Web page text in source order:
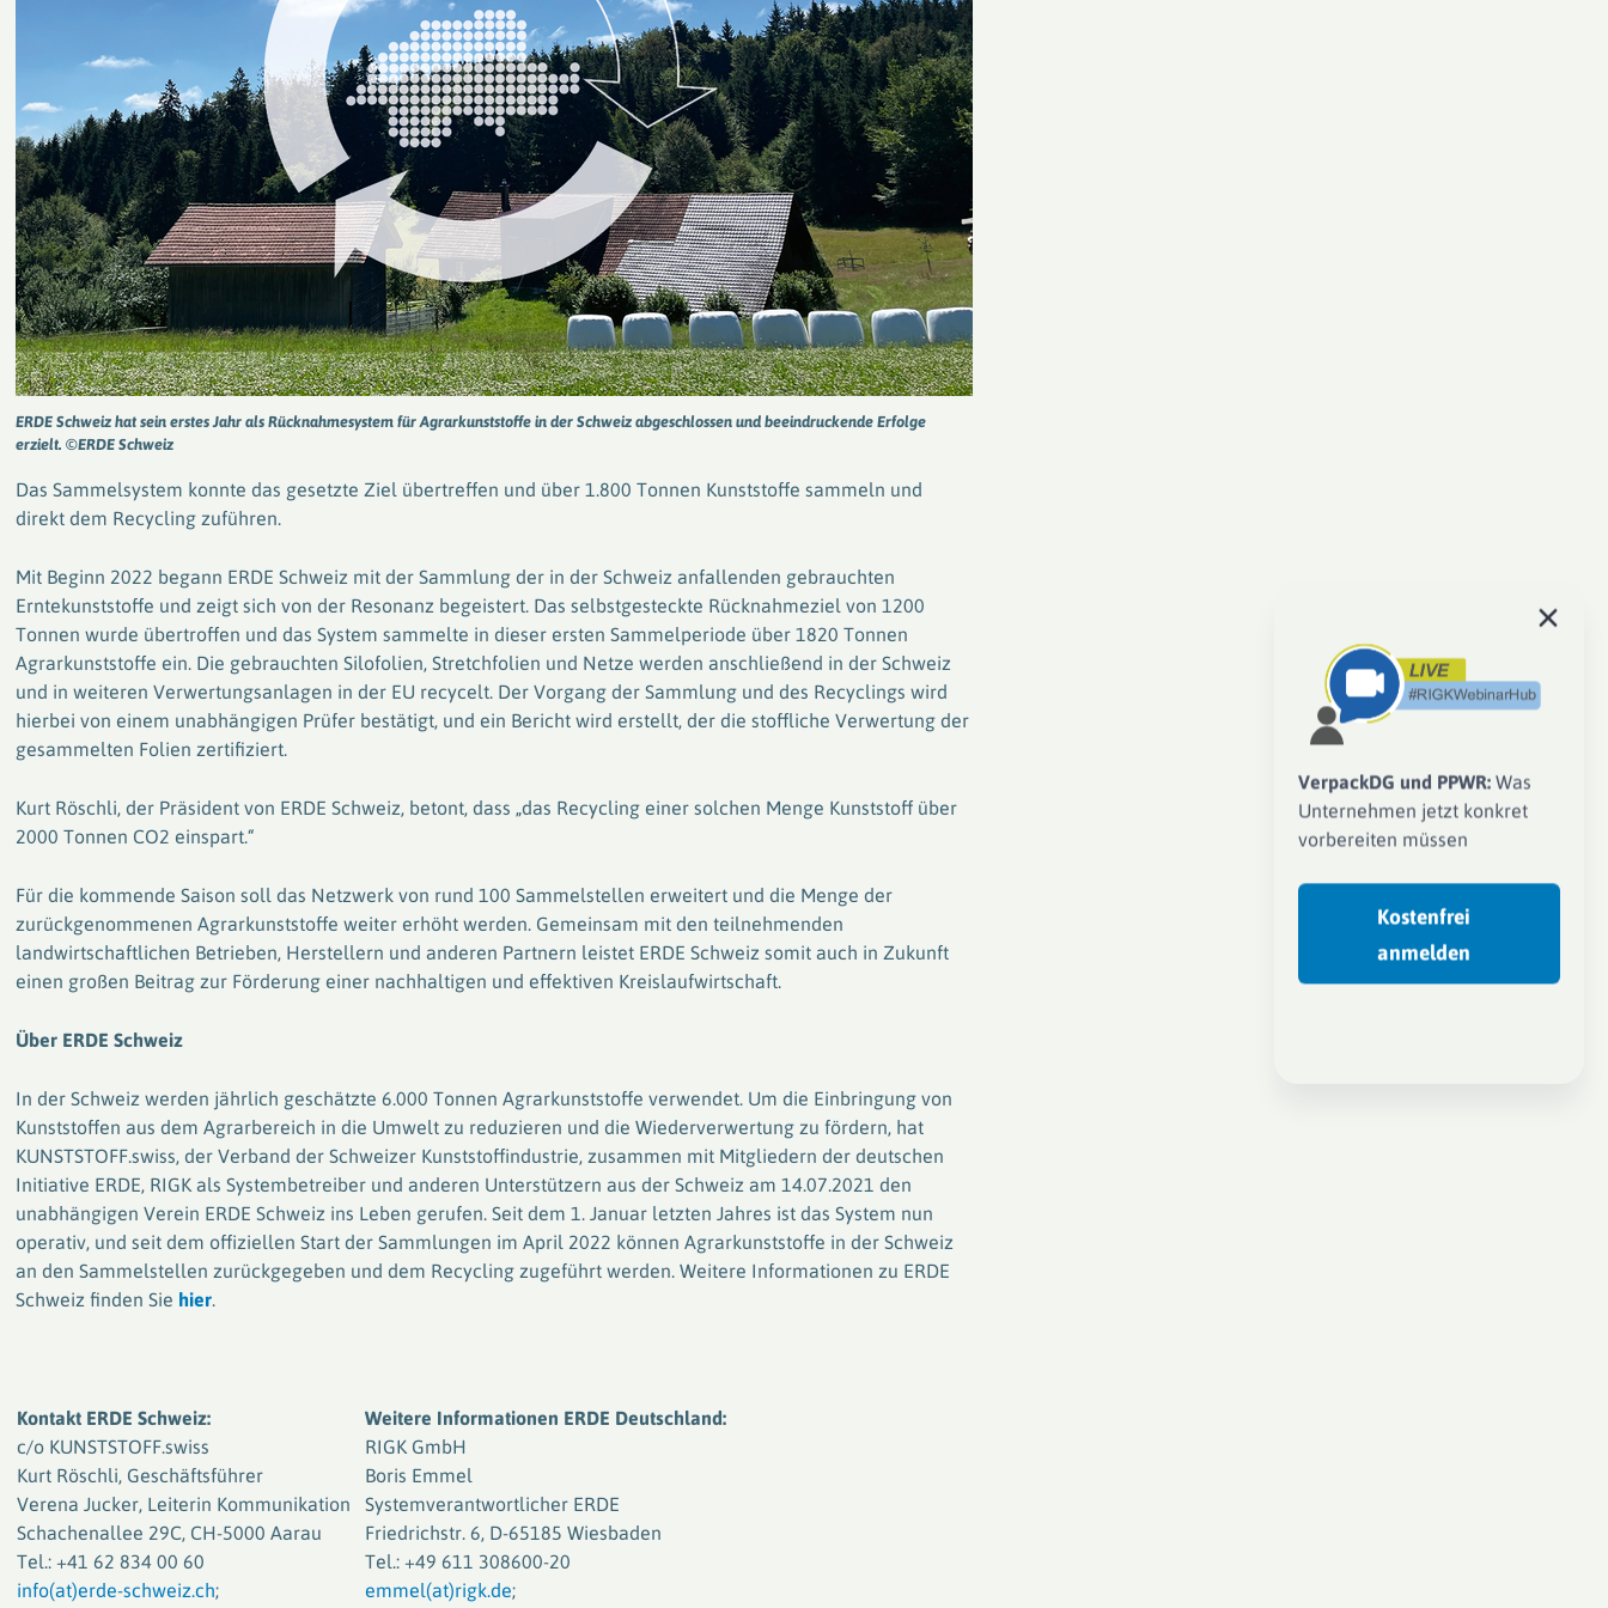
VerpackDG und PPWR: Was
Unternehmen jetzt konkret
vorbereiten müssen
Kostenfrei
anmelden
Weltweit im Einsatz für die Rückführung &
ERDE Schweiz hat sein erstes Jahr als Rücknahmesystem für Agrarkunststoffe in der Schweiz abgeschlossen und beeindruckende Erfolge
erzielt. ©ERDE Schweiz
Das Sammelsystem konnte das gesetzte Ziel übertreffen und über 1.800 Tonnen Kunststoffe sammeln und
direkt dem Recycling zuführen.
Mit Beginn 2022 begann ERDE Schweiz mit der Sammlung der in der Schweiz anfallenden gebrauchten
Erntekunststoffe und zeigt sich von der Resonanz begeistert. Das selbstgesteckte Rücknahmeziel von 1200
Tonnen wurde übertroffen und das System sammelte in dieser ersten Sammelperiode über 1820 Tonnen
Agrarkunststoffe ein. Die gebrauchten Silofolien, Stretchfolien und Netze werden anschließend in der Schweiz
und in weiteren Verwertungsanlagen in der EU recycelt. Der Vorgang der Sammlung und des Recyclings wird
hierbei von einem unabhängigen Prüfer bestätigt, und ein Bericht wird erstellt, der die stoffliche Verwertung der
gesammelten Folien zertifiziert.
Kurt Röschli, der Präsident von ERDE Schweiz, betont, dass „das Recycling einer solchen Menge Kunststoff über
2000 Tonnen CO2 einspart.“
Für die kommende Saison soll das Netzwerk von rund 100 Sammelstellen erweitert und die Menge der
zurückgenommenen Agrarkunststoffe weiter erhöht werden. Gemeinsam mit den teilnehmenden
landwirtschaftlichen Betrieben, Herstellern und anderen Partnern leistet ERDE Schweiz somit auch in Zukunft
einen großen Beitrag zur Förderung einer nachhaltigen und effektiven Kreislaufwirtschaft.
Über ERDE Schweiz
In der Schweiz werden jährlich geschätzte 6.000 Tonnen Agrarkunststoffe verwendet. Um die Einbringung von
Kunststoffen aus dem Agrarbereich in die Umwelt zu reduzieren und die Wiederverwertung zu fördern, hat
KUNSTSTOFF.swiss, der Verband der Schweizer Kunststoffindustrie, zusammen mit Mitgliedern der deutschen
Initiative ERDE, RIGK als Systembetreiber und anderen Unterstützern aus der Schweiz am 14.07.2021 den
unabhängigen Verein ERDE Schweiz ins Leben gerufen. Seit dem 1. Januar letzten Jahres ist das System nun
operativ, und seit dem offiziellen Start der Sammlungen im April 2022 können Agrarkunststoffe in der Schweiz
an den Sammelstellen zurückgegeben und dem Recycling zugeführt werden. Weitere Informationen zu ERDE
Schweiz finden Sie hier.
Kontakt ERDE Schweiz:
c/o KUNSTSTOFF.swiss
Kurt Röschli, Geschäftsführer
Verena Jucker, Leiterin Kommunikation
Schachenallee 29C, CH-5000 Aarau
Tel.: +41 62 834 00 60
info(at)erde-schweiz.ch;
Weitere Informationen ERDE Deutschland:
RIGK GmbH
Boris Emmel
Systemverantwortlicher ERDE
Friedrichstr. 6, D-65185 Wiesbaden
Tel.: +49 611 308600-20
emmel(at)rigk.de;